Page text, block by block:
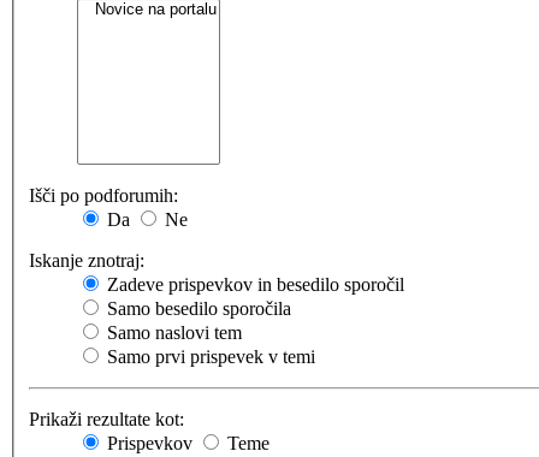
Išči po podforumih:
Da
Ne
Iskanje znotraj:
Zadeve prispevkov in besedilo sporočil
Samo besedilo sporočila
Samo naslovi tem
Samo prvi prispevek v temi
Prikaži rezultate kot:
Prispevkov
Teme